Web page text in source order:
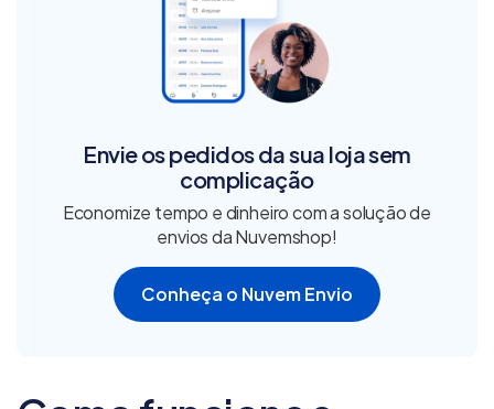
Envie os pedidos da sua loja sem
complicação
Economize tempo e dinheiro com a solução de
envios da Nuvemshop!
Conheça o Nuvem Envio